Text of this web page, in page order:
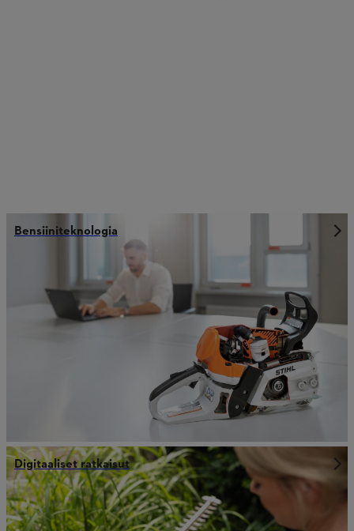
Bensiiniteknologia
Digitaaliset ratkaisut